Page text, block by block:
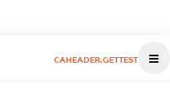
CAHEADER.GETTEST